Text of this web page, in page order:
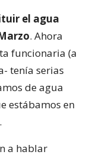
el agua
. Ahora
funcionaria (a
tenía serias
de agua
estábamos en
a hablar